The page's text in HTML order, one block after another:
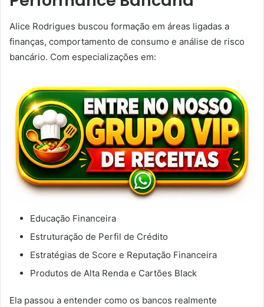
Alice Rodrigues buscou formação em áreas ligadas a
finanças, comportamento de consumo e análise de risco
bancário. Com especializações em:
Educação Financeira
Estruturação de Perfil de Crédito
Estratégias de Score e Reputação Financeira
Produtos de Alta Renda e Cartões Black
Ela passou a entender como os bancos realmente